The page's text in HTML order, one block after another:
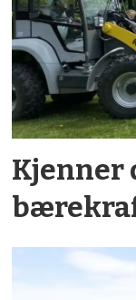
Kjenner